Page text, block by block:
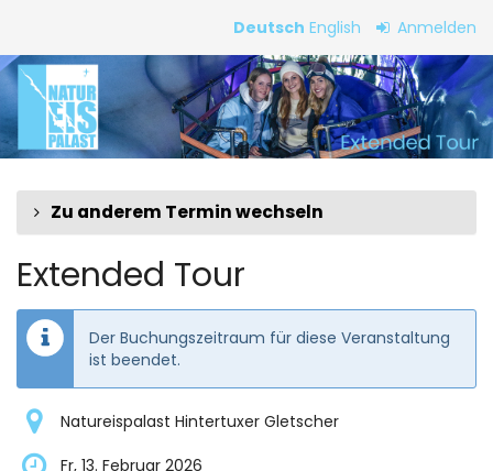
Inhalt
springen
Deutsch English Anmelden
Extended
Tour
Zu anderem Termin wechseln
Extended Tour
Der Buchungszeitraum für diese Veranstaltung
ist beendet.
Natureispalast Hintertuxer Gletscher
Fr, 13. Februar 2026